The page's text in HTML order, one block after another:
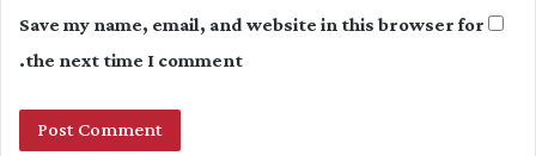
Save my name, email, and website in this browser for
the next time I comment.